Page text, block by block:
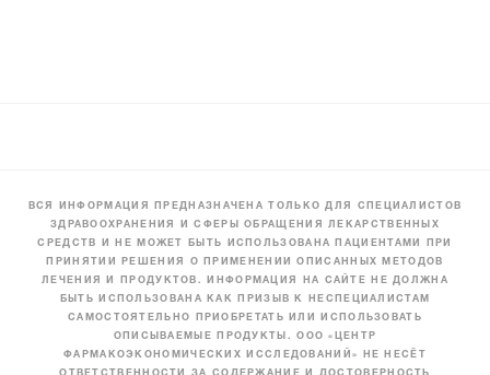
ВСЯ ИНФОРМАЦИЯ ПРЕДНАЗНАЧЕНА ТОЛЬКО ДЛЯ СПЕЦИАЛИСТОВ
ЗДРАВООХРАНЕНИЯ И СФЕРЫ ОБРАЩЕНИЯ ЛЕКАРСТВЕННЫХ
СРЕДСТВ И НЕ МОЖЕТ БЫТЬ ИСПОЛЬЗОВАНА ПАЦИЕНТАМИ ПРИ
ПРИНЯТИИ РЕШЕНИЯ О ПРИМЕНЕНИИ ОПИСАННЫХ МЕТОДОВ
ЛЕЧЕНИЯ И ПРОДУКТОВ. ИНФОРМАЦИЯ НА САЙТЕ НЕ ДОЛЖНА
БЫТЬ ИСПОЛЬЗОВАНА КАК ПРИЗЫВ К НЕСПЕЦИАЛИСТАМ
САМОСТОЯТЕЛЬНО ПРИОБРЕТАТЬ ИЛИ ИСПОЛЬЗОВАТЬ
ОПИСЫВАЕМЫЕ ПРОДУКТЫ. ООО «ЦЕНТР
ФАРМАКОЭКОНОМИЧЕСКИХ ИССЛЕДОВАНИЙ» НЕ НЕСЁТ